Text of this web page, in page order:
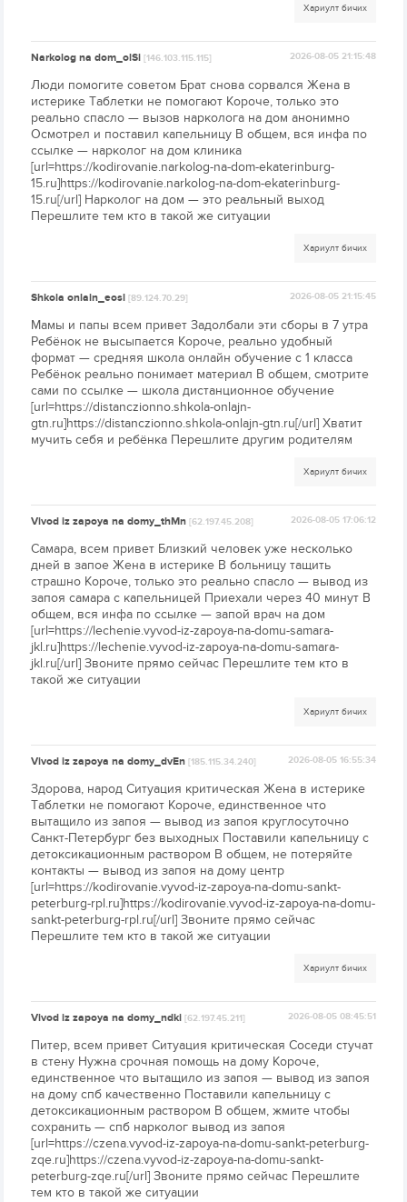
Хариулт бичих
Narkolog na dom_olSi[146.103.115.115] 2026-08-05 21:15:48
Люди помогите советом Брат снова сорвался Жена в
истерике Таблетки не помогают Короче, только это
реально спасло — вызов нарколога на дом анонимно
Осмотрел и поставил капельницу В общем, вся инфа по
ссылке — нарколог на дом клиника
[url=https://kodirovanie.narkolog-na-dom-ekaterinburg-
15.ru]https://kodirovanie.narkolog-na-dom-ekaterinburg-
15.ru[/url] Нарколог на дом — это реальный выход
Перешлите тем кто в такой же ситуации
Хариулт бичих
Shkola onlain_eosl[89.124.70.29] 2026-08-05 21:15:45
Мамы и папы всем привет Задолбали эти сборы в 7 утра
Ребёнок не высыпается Короче, реально удобный
формат — средняя школа онлайн обучение с 1 класса
Ребёнок реально понимает материал В общем, смотрите
сами по ссылке — школа дистанционное обучение
[url=https://distanczionno.shkola-onlajn-
gtn.ru]https://distanczionno.shkola-onlajn-gtn.ru[/url] Хватит
мучить себя и ребёнка Перешлите другим родителям
Хариулт бичих
Vivod iz zapoya na domy_thMn[62.197.45.208] 2026-08-05 17:06:12
Самара, всем привет Близкий человек уже несколько
дней в запое Жена в истерике В больницу тащить
страшно Короче, только это реально спасло — вывод из
запоя самара с капельницей Приехали через 40 минут В
общем, вся инфа по ссылке — запой врач на дом
[url=https://lechenie.vyvod-iz-zapoya-na-domu-samara-
jkl.ru]https://lechenie.vyvod-iz-zapoya-na-domu-samara-
jkl.ru[/url] Звоните прямо сейчас Перешлите тем кто в
такой же ситуации
Хариулт бичих
Vivod iz zapoya na domy_dvEn[185.115.34.240] 2026-08-05 16:55:34
Здорова, народ Ситуация критическая Жена в истерике
Таблетки не помогают Короче, единственное что
вытащило из запоя — вывод из запоя круглосуточно
Санкт-Петербург без выходных Поставили капельницу с
детоксикационным раствором В общем, не потеряйте
контакты — вывод из запоя на дому центр
[url=https://kodirovanie.vyvod-iz-zapoya-na-domu-sankt-
peterburg-rpl.ru]https://kodirovanie.vyvod-iz-zapoya-na-domu-
sankt-peterburg-rpl.ru[/url] Звоните прямо сейчас
Перешлите тем кто в такой же ситуации
Хариулт бичих
Vivod iz zapoya na domy_ndki[62.197.45.211] 2026-08-05 08:45:51
Питер, всем привет Ситуация критическая Соседи стучат
в стену Нужна срочная помощь на дому Короче,
единственное что вытащило из запоя — вывод из запоя
на дому спб качественно Поставили капельницу с
детоксикационным раствором В общем, жмите чтобы
сохранить — спб нарколог вывод из запоя
[url=https://czena.vyvod-iz-zapoya-na-domu-sankt-peterburg-
zqe.ru]https://czena.vyvod-iz-zapoya-na-domu-sankt-
peterburg-zqe.ru[/url] Звоните прямо сейчас Перешлите
тем кто в такой же ситуации